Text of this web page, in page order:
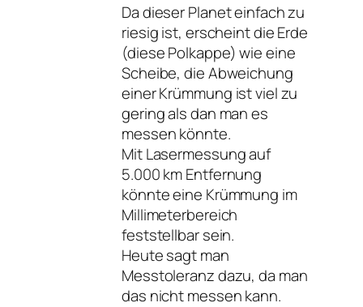
Da dieser Planet einfach zu
riesig ist, erscheint die Erde
(diese Polkappe) wie eine
Scheibe, die Abweichung
einer Krümmung ist viel zu
gering als dan man es
messen könnte.
Mit Lasermessung auf
5.000 km Entfernung
könnte eine Krümmung im
Millimeterbereich
feststellbar sein.
Heute sagt man
Messtoleranz dazu, da man
das nicht messen kann.